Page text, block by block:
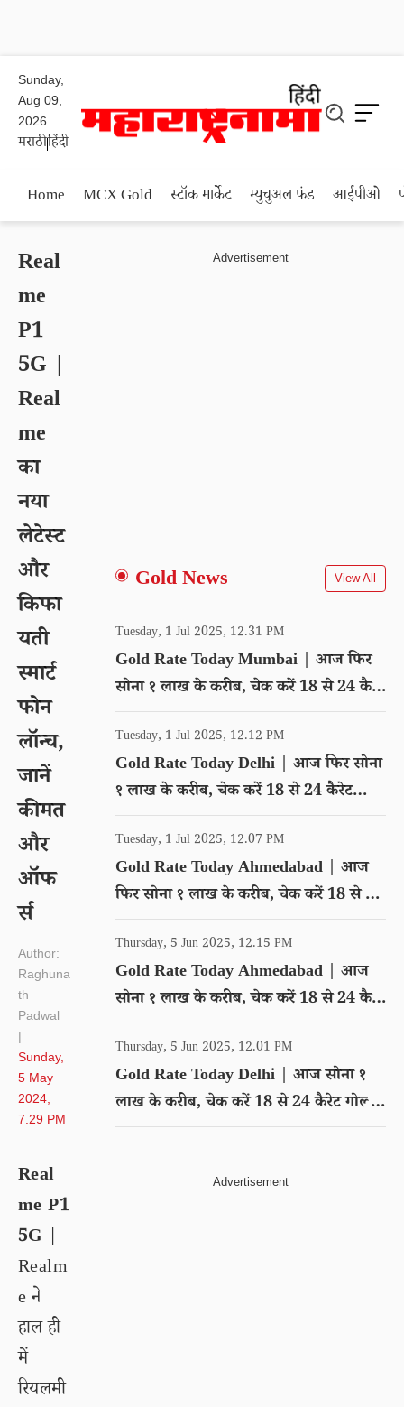
Sunday,
Aug 09,
2026
मराठीहिंदी
Home MCX Gold स्टॉक मार्केट म्युचुअल फंड आईपीओ
Real
me
P1
5G |
Real
me
का
नया
लेटेस्ट
और
किफा
यती
स्मार्ट
फोन
लॉन्च,
जानें
कीमत
और
ऑफ
र्स
Author:
Raghuna
th
Padwal
|
Sunday,
5 May
2024,
7.29 PM
Real
me P1
5G |
Realm
e ने
हाल ही
में
रियलमी
Gold News View All
Tuesday, 1 Jul 2025, 12.31 PM
Gold Rate Today Mumbai | आज फिर
सोना १ लाख के करीब, चेक करें 18 से 24 कैरेट
गोल्ड का रेट
Tuesday, 1 Jul 2025, 12.12 PM
Gold Rate Today Delhi | आज फिर सोना
१ लाख के करीब, चेक करें 18 से 24 कैरेट
गोल्ड का रेट
Tuesday, 1 Jul 2025, 12.07 PM
Gold Rate Today Ahmedabad | आज
फिर सोना १ लाख के करीब, चेक करें 18 से 24
कैरेट गोल्ड का रेट
Thursday, 5 Jun 2025, 12.15 PM
Gold Rate Today Ahmedabad | आज
सोना १ लाख के करीब, चेक करें 18 से 24 कैरेट
गोल्ड का रेट
Thursday, 5 Jun 2025, 12.01 PM
Gold Rate Today Delhi | आज सोना १
लाख के करीब, चेक करें 18 से 24 कैरेट गोल्ड
का रेट